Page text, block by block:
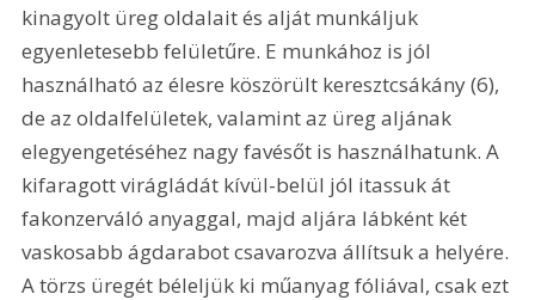
kinagyolt üreg oldalait és alját munkáljuk
egyenletesebb felületűre. E munkához is jól
használható az élesre köszörült keresztcsákány (6),
de az oldalfelületek, valamint az üreg aljának
elegyengetéséhez nagy favésőt is használhatunk. A
kifaragott virágládát kívül-belül jól itassuk át
fakonzerváló anyaggal, majd aljára lábként két
vaskosabb ágdarabot csavarozva állítsuk a helyére.
A törzs üregét béleljük ki műanyag fóliával, csak ezt